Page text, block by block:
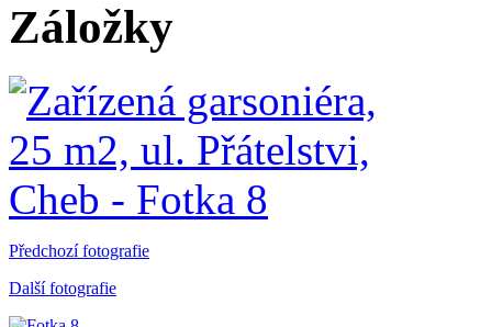
Záložky
Předchozí fotografie
Další fotografie